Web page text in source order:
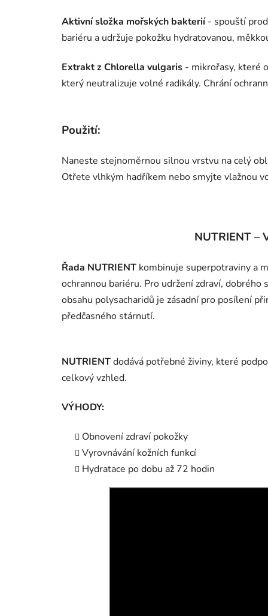
Aktivní složka mořských bakterií- spouští
bariéru a udržuje pokožku hydratovanou,
Extrakt z Chlorella vulgaris - mikrořasy, které
který neutralizuje volné radikály. Chrání
Použití:
Naneste stejnoměrnou silnou vrstvu na celý
Otřete vlhkým hadříkem nebo smyjte vlažnou
NUTRIENT –
Řada NUTRIENT kombinuje superpotraviny a
ochrannou bariéru. Pro udržení zdraví,
obsahu polysacharidů je zásadní pro posílení
předčasného stárnutí.
NUTRIENTdodává potřebné živiny, které
celkový vzhled.
VÝHODY:
Obnovení zdraví pokožky
Vyrovnávání kožních funkcí
Hydratace po dobu až 72 hodin